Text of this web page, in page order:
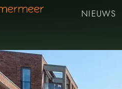
NIEUWS